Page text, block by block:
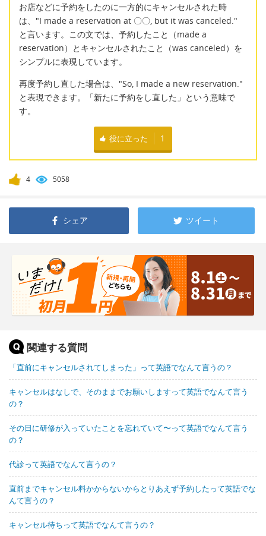
お店などに予約をしたのに一方的にキャンセルされた時
は、"I made a reservation at 〇〇, but it was canceled."
と言います。この文では、予約したこと（made a
reservation）とキャンセルされたこと（was canceled）を
シンプルに表現しています。
再度予約し直した場合は、"So, I made a new reservation."
と表現できます。「新たに予約をし直した」という意味で
す。
役に立った 1
4 5058
シェア ツイート
関連する質問
「直前にキャンセルされてしまった」って英語でなんて言うの？
キャンセルはなしで、そのままでお願いしますって英語でなんて言う
の？
その日に研修が入っていたことを忘れていて〜って英語でなんて言う
の？
代診って英語でなんて言うの？
直前までキャンセル料かからないからとりあえず予約したって英語でな
んて言うの？
キャンセル待ちって英語でなんて言うの？